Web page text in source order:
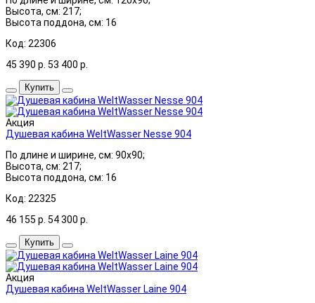
Высота, см: 217;
Высота поддона, см: 16
Код: 22306
45 390 р. 53 400 р.
Купить
Акция
Душевая кабина WeltWasser Nesse 904
По длине и ширине, см: 90x90;
Высота, см: 217;
Высота поддона, см: 16
Код: 22325
46 155 р. 54 300 р.
Купить
Акция
Душевая кабина WeltWasser Laine 904